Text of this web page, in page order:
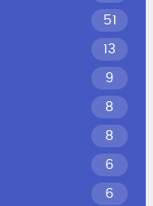
51
13
9
8
8
6
6